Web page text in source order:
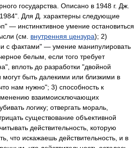
государства. Описано в 1948 г. Дж.
Для Д. характерны следующие
— инстинктивное умение остановиться
(см. внутренняя цензура); 2)
с фактами" — умение манипулировать
белым, если того требует
вплоть до разработки "двойной
быть далекими или близкими в
нам нужно"; 3) способность к
взаимоисключающих
логику; отвергать мораль,
существование объективной
действительность, которую
что искажаешь действительность, и в